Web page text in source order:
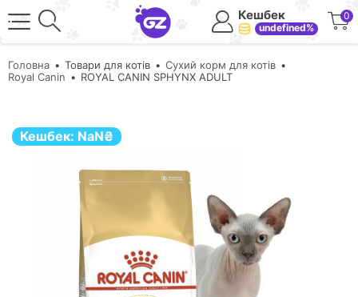
Кешбек
undefined%
0
Головна Товари для котів
Сухий корм для котів
Royal Canin
ROYAL CANIN SPHYNX ADULT
Кешбек: NaN₴